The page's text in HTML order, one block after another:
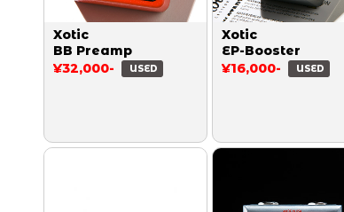
Xotic
BB Preamp
¥32,000-
USED
Xotic
EP-Booster
¥16,000-
USED